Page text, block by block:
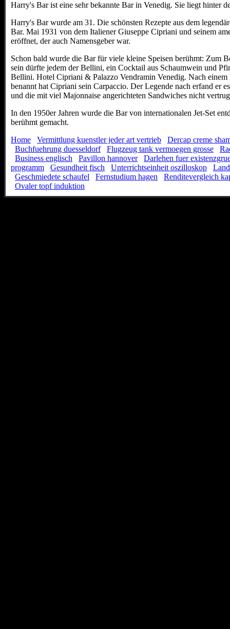
Harry's Bar ist eine sehr bekannte Bar in Venedig. Sie liegt hinter
Harry's Bar wurde am 31. Die schönsten Rezepte aus dem
Bar. Mai 1931 von dem Italiener Giuseppe Cipriani und seinem
eröffnet, der auch Namensgeber war.
Schon bald wurde die Bar für viele kleine Speisen berühmt: Zum
sein dürfte jedem der Bellini, ein Cocktail aus Schaumwein und
Bellini. Hotel Cipriani & Palazzo Vendramin Venedig. Nach einem
benannt hat Cipriani sein Carpaccio. Der Legende nach erfand er
und die mit viel Majonnaise angerichteten Sandwiches nicht
In den 1950er Jahren wurde die Bar von internationalen Jet-Set
berühmt gemacht.
Home
Vermittlung kuenstler jeder art vertrieb
Dercap creme
Buchfuehrung duesseldorf
Flugzeug tank vermoegen grosse
Business englisch
Pavillon hannover
Darlehen fuer
programm
Gesundheit fisch Unterrichtseinheit oszilloskop
Geschmiedete schaufel
Fernstudium hagen
Renditevergleich
Ovaler topf induktion